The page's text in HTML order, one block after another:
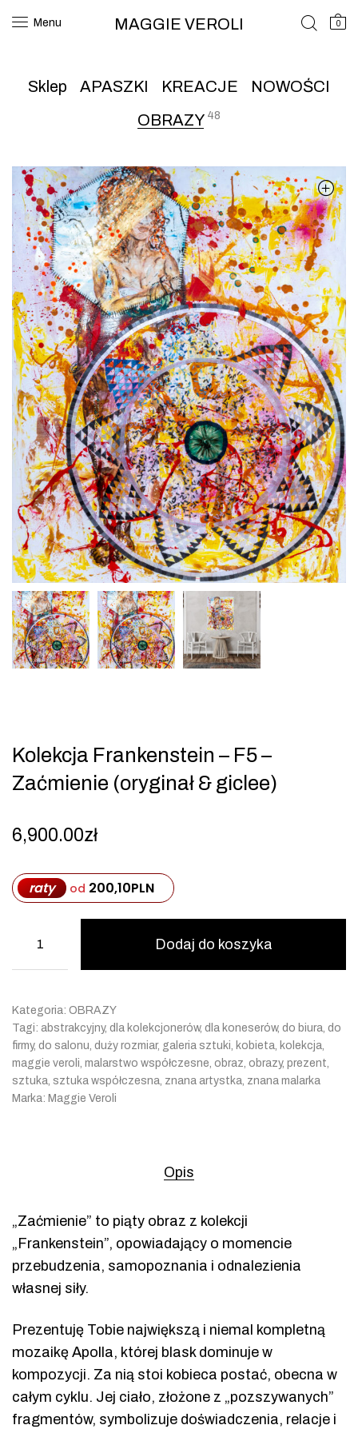
Menu MAGGIE VEROLI 0
Sklep APASZKI KREACJE
NOWOŚCI
OBRAZY 48
Kolekcja Frankenstein – F5 –
Zaćmienie (oryginał & giclee)
6,900.00zł
raty od 200,10PLN
Dodaj do koszyka
Kategoria: OBRAZY
Tagi: abstrakcyjny, dla kolekcjonerów, dla koneserów, do biura do
firmy, do salonu duży rozmiar, galeria sztuki kobieta kolekcja
maggie veroli malarstwo współczesne obraz obrazy, prezent
sztuka sztuka współczesna znana artystka znana malarka
Marka: Maggie Veroli
Opis
„Zaćmienie” to piąty obraz z kolekcji
„Frankenstein”, opowiadający o momencie
przebudzenia, samopoznania i odnalezienia
własnej siły.
Prezentuję Tobie największą i niemal kompletną
mozaikę Apolla, której blask dominuje w
kompozycji. Za nią stoi kobieca postać, obecna w
całym cyklu. Jej ciało, złożone z „pozszywanych”
fragmentów, symbolizuje doświadczenia, relacje i